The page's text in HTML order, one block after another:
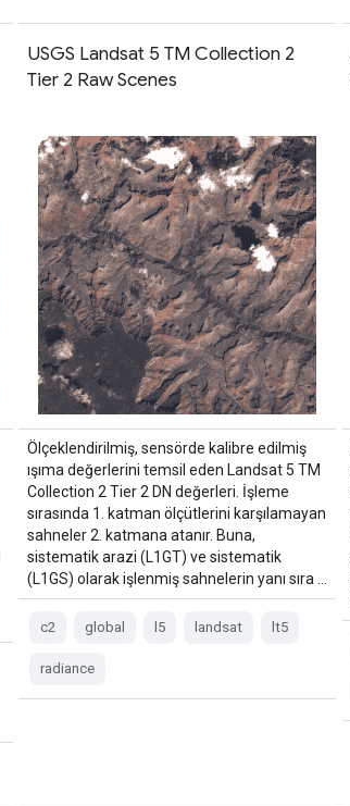
USGS Landsat 5 TM Collection 2
Tier 2 Raw Scenes
Ölçeklendirilmiş, sensörde kalibre edilmiş
ışıma değerlerini temsil eden Landsat 5 TM
Collection 2 Tier 2 DN değerleri. İşleme
sırasında 1. katman ölçütlerini karşılamayan
sahneler 2. katmana atanır. Buna,
sistematik arazi (L1GT) ve sistematik
(L1GS) olarak işlenmiş sahnelerin yanı sıra …
c2 global l5 landsat lt5
radiance